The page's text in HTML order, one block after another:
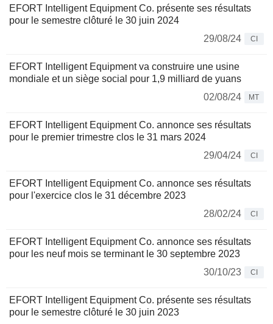
EFORT Intelligent Equipment Co. présente ses résultats
pour le semestre clôturé le 30 juin 2024
29/08/24
CI
EFORT Intelligent Equipment va construire une usine
mondiale et un siège social pour 1,9 milliard de yuans
02/08/24
MT
EFORT Intelligent Equipment Co. annonce ses résultats
pour le premier trimestre clos le 31 mars 2024
29/04/24
CI
EFORT Intelligent Equipment Co. annonce ses résultats
pour l'exercice clos le 31 décembre 2023
28/02/24
CI
EFORT Intelligent Equipment Co. annonce ses résultats
pour les neuf mois se terminant le 30 septembre 2023
30/10/23
CI
EFORT Intelligent Equipment Co. présente ses résultats
pour le semestre clôturé le 30 juin 2023